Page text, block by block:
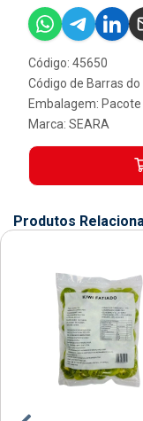
Código: 45650
Código de Barras
Embalagem: Pacote
Marca: SEARA
Produtos